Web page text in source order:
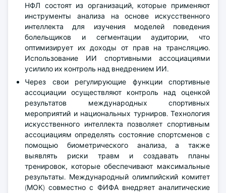
НФЛ состоят из организаций, которые применяют
инструменты анализа на основе искусственного
интеллекта для изучения моделей поведения
болельщиков и сегментации аудитории, что
оптимизирует их доходы от прав на трансляцию.
Использование ИИ спортивными ассоциациями
усилило их контроль над внедрением ИИ.
Через свои регулирующие функции спортивные
ассоциации осуществляют контроль над оценкой
результатов международных спортивных
мероприятий и национальных турниров. Технология
искусственного интеллекта позволяет спортивным
ассоциациям определять состояние спортсменов с
помощью биометрического анализа, а также
выявлять риски травм и создавать планы
тренировок, которые обеспечивают максимальные
результаты. Международный олимпийский комитет
(МОК) совместно с ФИФА внедряет аналитические